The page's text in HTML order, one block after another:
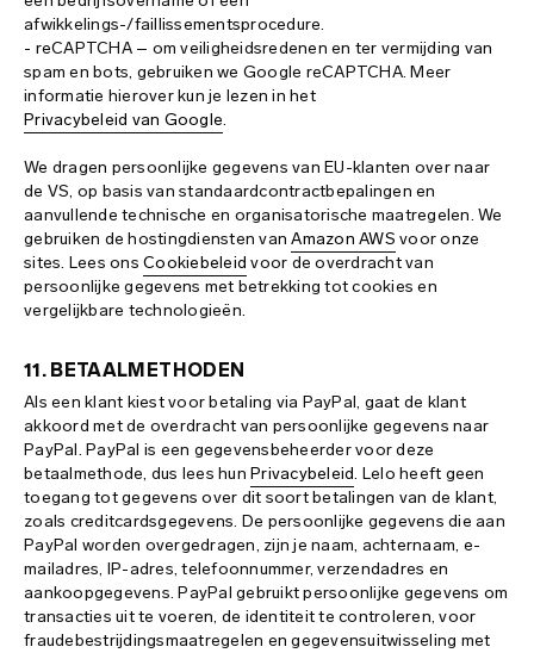
afwikkelings-/faillissementsprocedure.
- reCAPTCHA – om veiligheidsredenen en ter vermijding van
spam en bots, gebruiken we Google reCAPTCHA. Meer
informatie hierover kun je lezen in het
Privacybeleid van Google.
We dragen persoonlijke gegevens van EU-klanten over naar
de VS, op basis van standaardcontractbepalingen en
aanvullende technische en organisatorische maatregelen. We
gebruiken de hostingdiensten vanAmazon AWS voor onze
sites. Lees ons Cookiebeleid voor de overdracht van
persoonlijke gegevens met betrekking tot cookies en
vergelijkbare technologieën.
11. BETAALMETHODEN
Als een klant kiest voor betaling via PayPal, gaat de klant
akkoord met de overdracht van persoonlijke gegevens naar
PayPal. PayPal is een gegevensbeheerder voor deze
betaalmethode, dus lees hun Privacybeleid. Lelo heeft geen
toegang tot gegevens over dit soort betalingen van de klant,
zoals creditcardsgegevens. De persoonlijke gegevens die aan
PayPal worden overgedragen, zijn je naam, achternaam, e-
mailadres, IP-adres, telefoonnummer, verzendadres en
aankoopgegevens. PayPal gebruikt persoonlijke gegevens om
transacties uit te voeren, de identiteit te controleren, voor
fraudebestrijdingsmaatregelen en gegevensuitwisseling met